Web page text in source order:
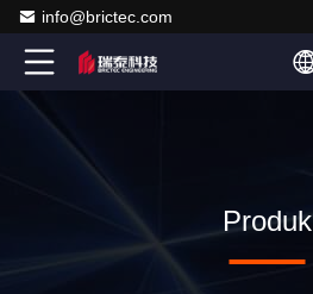
info@brictec.com
Produk